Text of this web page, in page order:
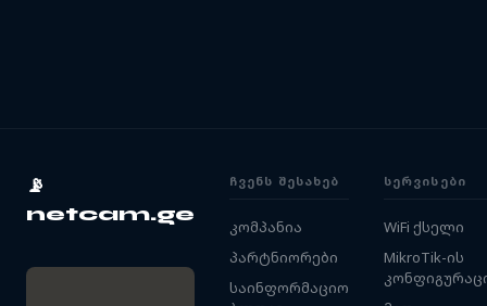
📡
netcam.ge
ᲩᲕᲔᲜᲡ ᲨᲔᲡᲐᲮᲔᲑ
კომპანია
პარტნიორები
საინფორმაციო
ᲡᲔᲠᲕᲘᲡᲔᲑᲘ
WiFi ქსელი
MikroTik-ის